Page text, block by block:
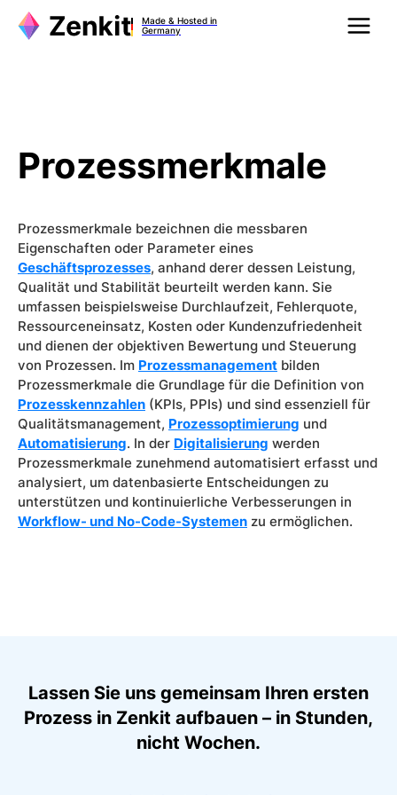
Inhalt
Made & Hosted in
Germany
Prozessmerkmale
Prozessmerkmale bezeichnen die messbaren
Eigenschaften oder Parameter eines
Geschäftsprozesses, anhand derer dessen Leistung,
Qualität und Stabilität beurteilt werden kann. Sie
umfassen beispielsweise Durchlaufzeit, Fehlerquote,
Ressourceneinsatz, Kosten oder Kundenzufriedenheit
und dienen der objektiven Bewertung und Steuerung
von Prozessen. Im Prozessmanagement bilden
Prozessmerkmale die Grundlage für die Definition von
Prozesskennzahlen (KPIs, PPIs) und sind essenziell für
Qualitätsmanagement, Prozessoptimierung und
Automatisierung. In der Digitalisierung werden
Prozessmerkmale zunehmend automatisiert erfasst und
analysiert, um datenbasierte Entscheidungen zu
unterstützen und kontinuierliche Verbesserungen in
Workflow- und No-Code-Systemen zu ermöglichen.
Lassen Sie uns gemeinsam Ihren ersten
Prozess in Zenkit aufbauen – in Stunden,
nicht Wochen.